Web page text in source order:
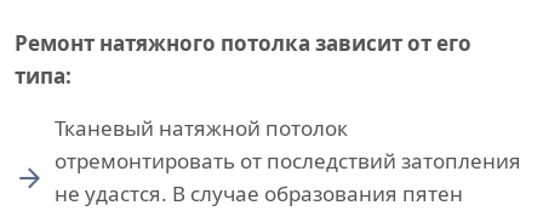
Ремонт натяжного потолка зависит от его
типа:
Тканевый натяжной потолок
отремонтировать от последствий затопления
не удастся. В случае образования пятен